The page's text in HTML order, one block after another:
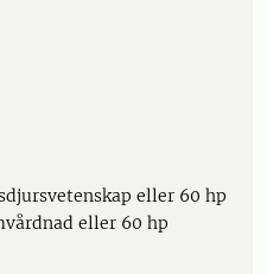
eller 60 hp
eller 60 hp